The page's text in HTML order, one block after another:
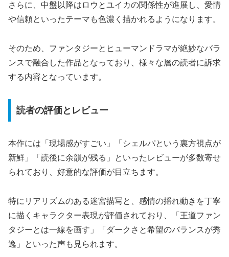
さらに、中盤以降はロウとユイカの関係性が進展し、愛情
や信頼といったテーマも色濃く描かれるようになります。
そのため、ファンタジーとヒューマンドラマが絶妙なバラ
ンスで融合した作品となっており、様々な層の読者に訴求
する内容となっています。
読者の評価とレビュー
本作には「現場感がすごい」「シェルパという裏方視点が
新鮮」「読後に余韻が残る」といったレビューが多数寄せ
られており、好意的な評価が目立ちます。
特にリアリズムのある迷宮描写と、感情の揺れ動きを丁寧
に描くキャラクター表現が評価されており、「王道ファン
タジーとは一線を画す」「ダークさと希望のバランスが秀
逸」といった声も見られます。